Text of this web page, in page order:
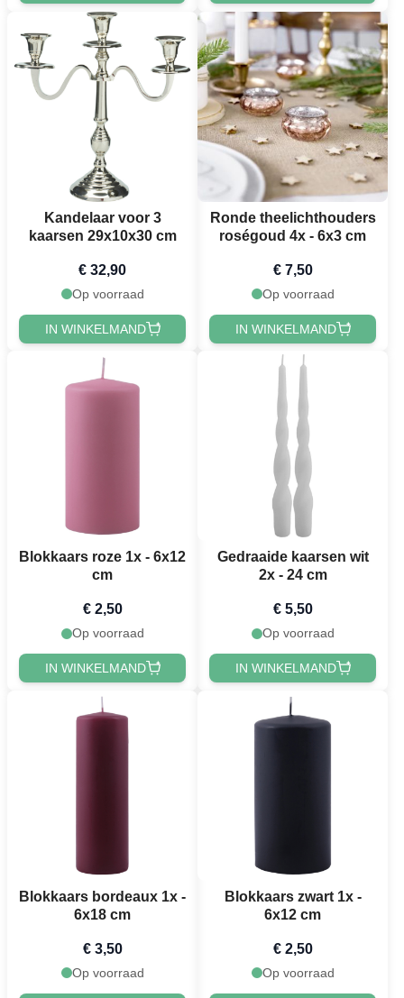
Kandelaar voor 3
kaarsen 29x10x30 cm
€ 32,90
Op voorraad
IN WINKELMAND
Ronde theelichthouders
roségoud 4x - 6x3 cm
€ 7,50
Op voorraad
IN WINKELMAND
Blokkaars roze 1x - 6x12
cm
€ 2,50
Op voorraad
IN WINKELMAND
Gedraaide kaarsen wit
2x - 24 cm
€ 5,50
Op voorraad
IN WINKELMAND
Blokkaars bordeaux 1x -
6x18 cm
€ 3,50
Op voorraad
Blokkaars zwart 1x -
6x12 cm
€ 2,50
Op voorraad